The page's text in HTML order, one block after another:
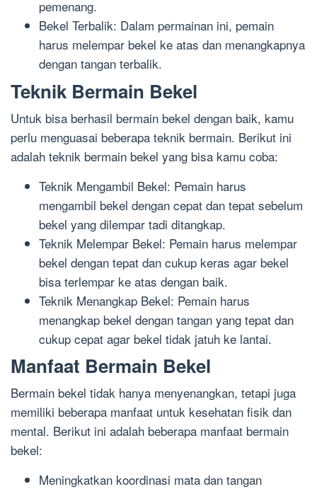
pemenang.
Bekel Terbalik: Dalam permainan ini, pemain
harus melempar bekel ke atas dan menangkapnya
dengan tangan terbalik.
Teknik Bermain Bekel
Untuk bisa berhasil bermain bekel dengan baik, kamu
perlu menguasai beberapa teknik bermain. Berikut ini
adalah teknik bermain bekel yang bisa kamu coba:
Teknik Mengambil Bekel: Pemain harus
mengambil bekel dengan cepat dan tepat sebelum
bekel yang dilempar tadi ditangkap.
Teknik Melempar Bekel: Pemain harus melempar
bekel dengan tepat dan cukup keras agar bekel
bisa terlempar ke atas dengan baik.
Teknik Menangkap Bekel: Pemain harus
menangkap bekel dengan tangan yang tepat dan
cukup cepat agar bekel tidak jatuh ke lantai.
Manfaat Bermain Bekel
Bermain bekel tidak hanya menyenangkan, tetapi juga
memiliki beberapa manfaat untuk kesehatan fisik dan
mental. Berikut ini adalah beberapa manfaat bermain
bekel:
Meningkatkan koordinasi mata dan tangan